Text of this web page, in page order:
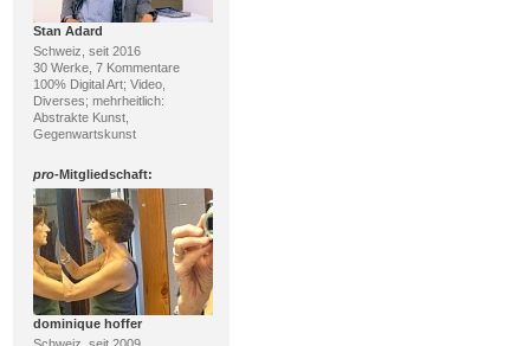
Stan Adard
Schweiz, seit 2016
30 Werke, 7 Kommentare
100% Digital Art; Video,
Diverses; mehrheitlich:
Abstrakte Kunst,
Gegenwartskunst
pro-Mitgliedschaft:
dominique hoffer